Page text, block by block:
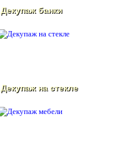
Декупаж банки
Декупаж на стекле